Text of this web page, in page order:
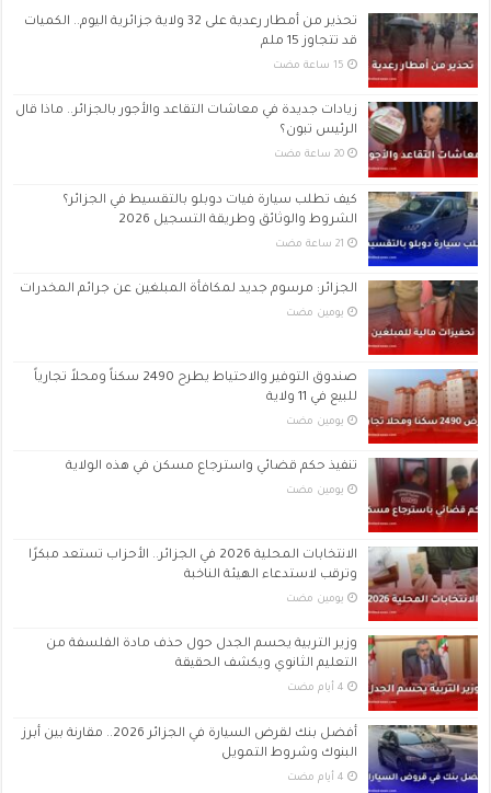
تحذير من أمطار رعدية على 32 ولاية جزائرية اليوم.. الكميات
قد تتجاوز 15 ملم
زيادات جديدة في معاشات التقاعد والأجور بالجزائر.. ماذا قال
الرئيس تبون؟
‏20 ساعة مضت
كيف تطلب سيارة فيات دوبلو بالتقسيط في الجزائر؟
الشروط والوثائق وطريقة التسجيل 2026
الجزائر: مرسوم جديد لمكافأة المبلغين عن جرائم المخدرات
‏يومين مضت
صندوق التوفير والاحتياط يطرح 2490 سكناً ومحلاً تجارياً
للبيع في 11 ولاية
‏يومين مضت
تنفيذ حكم قضائي واسترجاع مسكن في هذه الولاية
‏يومين مضت
الانتخابات المحلية 2026 في الجزائر.. الأحزاب تستعد مبكرًا
وترقب لاستدعاء الهيئة الناخبة
‏يومين مضت
وزير التربية يحسم الجدل حول حذف مادة الفلسفة من
التعليم الثانوي ويكشف الحقيقة
أفضل بنك لقرض السيارة في الجزائر 2026.. مقارنة بين أبرز
البنوك وشروط التمويل